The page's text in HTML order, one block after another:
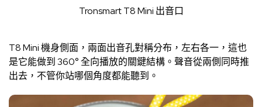
Tronsmart T8 Mini 出音口
T8 Mini 機身側面，兩面出音孔對稱分布，左右各一，這也
是它能做到 360° 全向播放的關鍵結構。聲音從兩側同時推
出去，不管你站哪個角度都能聽到。